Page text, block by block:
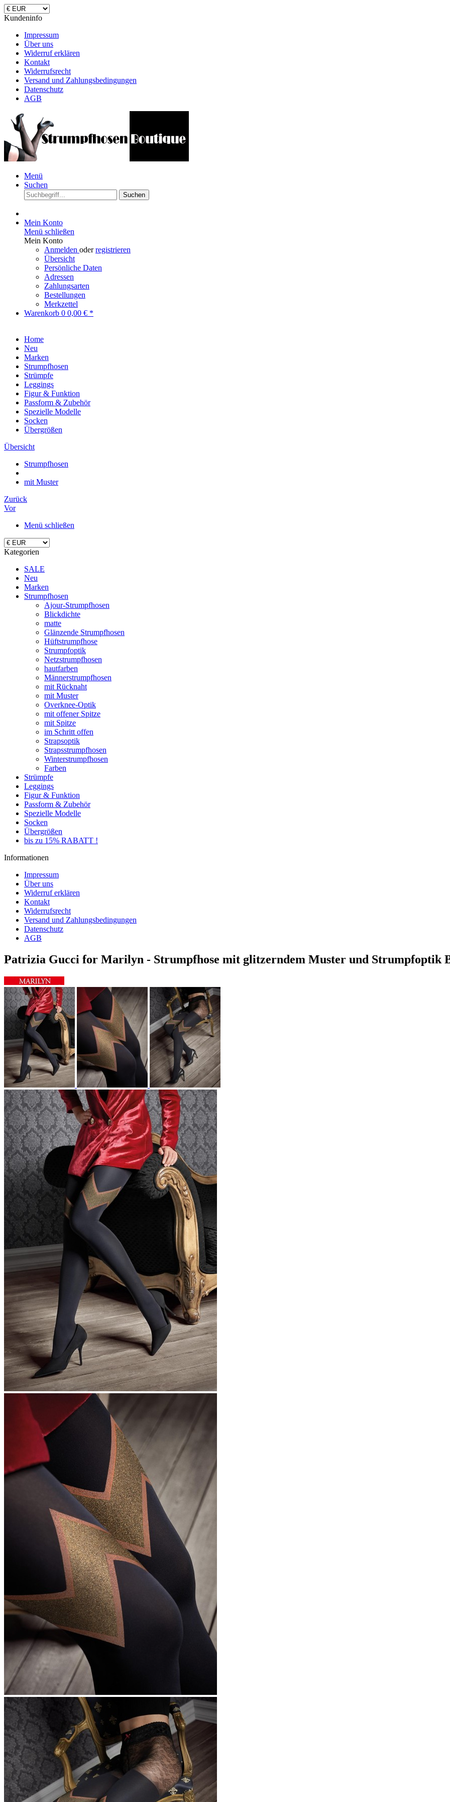
Kundeninfo
Impressum
Über uns
Widerruf erklären
Kontakt
Widerrufsrecht
Versand und Zahlungsbedingungen
Datenschutz
AGB
Menü
Suchen
Suchen
Mein Konto
Menü schließen
Mein Konto
Anmelden oderregistrieren
Übersicht
Persönliche Daten
Adressen
Zahlungsarten
Bestellungen
Merkzettel
Warenkorb 0 0,00 € *
Home
Neu
Marken
Strumpfhosen
Strümpfe
Leggings
Figur & Funktion
Passform & Zubehör
Spezielle Modelle
Socken
Übergrößen
Übersicht
Strumpfhosen
mit Muster
Zurück
Vor
Menü schließen
Kategorien
SALE
Neu
Marken
Strumpfhosen
Ajour-Strumpfhosen
Blickdichte
matte
Glänzende Strumpfhosen
Hüftstrumpfhose
Strumpfoptik
Netzstrumpfhosen
hautfarben
Männerstrumpfhosen
mit Rücknaht
mit Muster
Overknee-Optik
mit offener Spitze
mit Spitze
im Schritt offen
Strapsoptik
Strapsstrumpfhosen
Winterstrumpfhosen
Farben
Strümpfe
Leggings
Figur & Funktion
Passform & Zubehör
Spezielle Modelle
Socken
Übergrößen
bis zu 15% RABATT !
Informationen
Impressum
Über uns
Widerruf erklären
Kontakt
Widerrufsrecht
Versand und Zahlungsbedingungen
Datenschutz
AGB
Patrizia Gucci for Marilyn - Strumpfhose mit glitzerndem Muster und Strumpfoptik